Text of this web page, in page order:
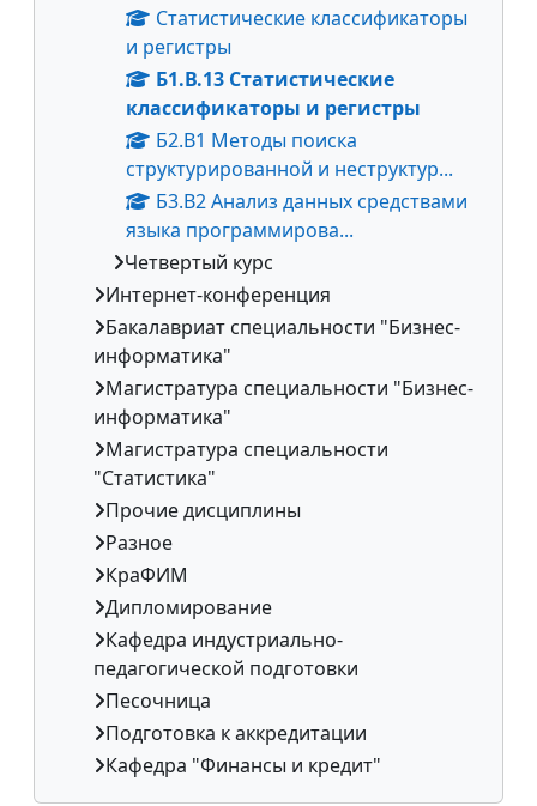
Статистические классификаторы
и регистры
Б1.В.13 Статистические
классификаторы и регистры
Б2.В1 Методы поиска
структурированной и неструктур...
Б3.В2 Анализ данных средствами
языка программирова...
Четвертый курс
Интернет-конференция
Бакалавриат специальности "Бизнес-
информатика"
Магистратура специальности "Бизнес-
информатика"
Магистратура специальности
"Статистика"
Прочие дисциплины
Разное
КраФИМ
Дипломирование
Кафедра индустриально-
педагогической подготовки
Песочница
Подготовка к аккредитации
Кафедра "Финансы и кредит"